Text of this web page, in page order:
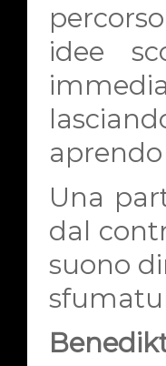
idee
Una
dal
suono